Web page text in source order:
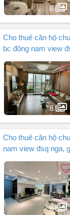
+ Giá net chưa thuế
+ Tiền thuế VAT &
8
Người đăng: Lê Lựu
Cho thuê căn hộ
- Căn góc diện tích
- Tầng 20 tháp B,
Gia chủ muốn tìm
Cọc 1 thanh toán
- Giá thuê:
+ Giá net chưa
+ Tiền thuế VAT &
LH: .
Cho thuê căn hộ
bc đông nam view
8
Người đăng: Lê Lựu
Cho thuê căn hộ
Nhà có full đầy đủ
Gia chủ muốn cho
Giá thuê 24 triệu/
LH: .
Cho thuê căn hộ
nam view đsq nga,
8